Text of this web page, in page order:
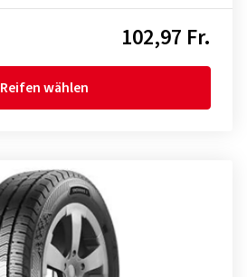
102,97 Fr.
Reifen wählen